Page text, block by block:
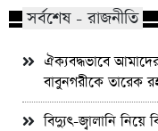
সর্বশেষ - রাজনীতি
ঐক্যবদ্ধভাবে
বাবুনগরীকে তারেক
বিদ্যুৎ-জ্বালানি নিয়ে